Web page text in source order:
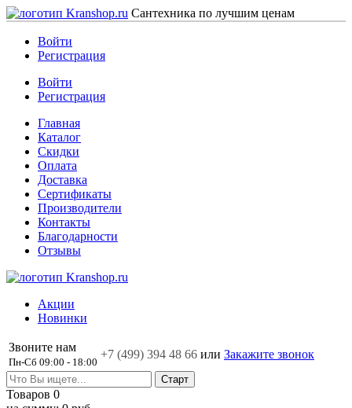
Сантехника по лучшим ценам
Войти
Регистрация
Войти
Регистрация
Главная
Каталог
Скидки
Оплата
Доставка
Сертификаты
Производители
Контакты
Благодарности
Отзывы
Акции
Новинки
Звоните нам
Пн-Сб 09:00 - 18:00
+7 (499) 394 48 66 или Закажите звонок
Товаров 0